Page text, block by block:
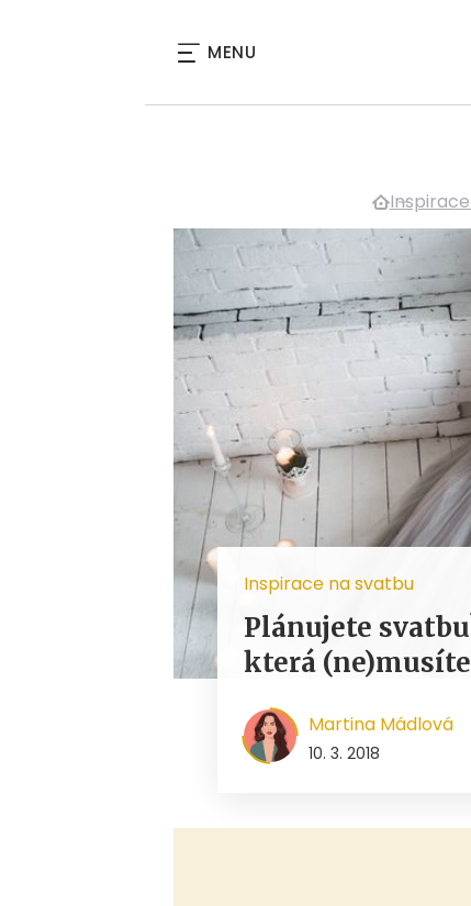
MENU
Inspirace na svatbu
Plánujete
která
Martina Mádlová
10. 3. 2018